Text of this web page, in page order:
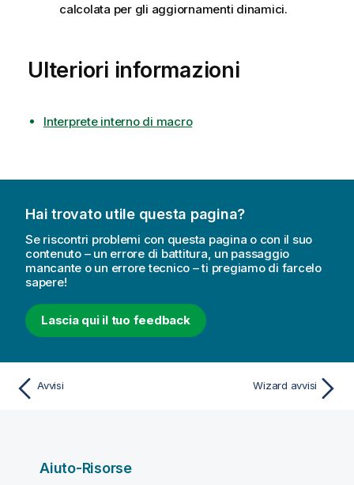
calcolata per gli aggiornamenti dinamici.
Ulteriori informazioni
Interprete interno di macro
Hai trovato utile questa pagina?
Se riscontri problemi con questa pagina o con il suo
contenuto – un errore di battitura, un passaggio
mancante o un errore tecnico – ti pregiamo di farcelo
sapere!
Lascia qui il tuo feedback
Avvisi Wizard avvisi
Aiuto-Risorse